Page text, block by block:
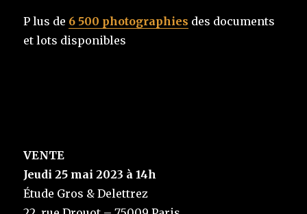
P lus de 6 500 photographies des documents
et lots disponibles
VENTE
Jeudi 25 mai 2023 à 14h
Étude Gros & Delettrez